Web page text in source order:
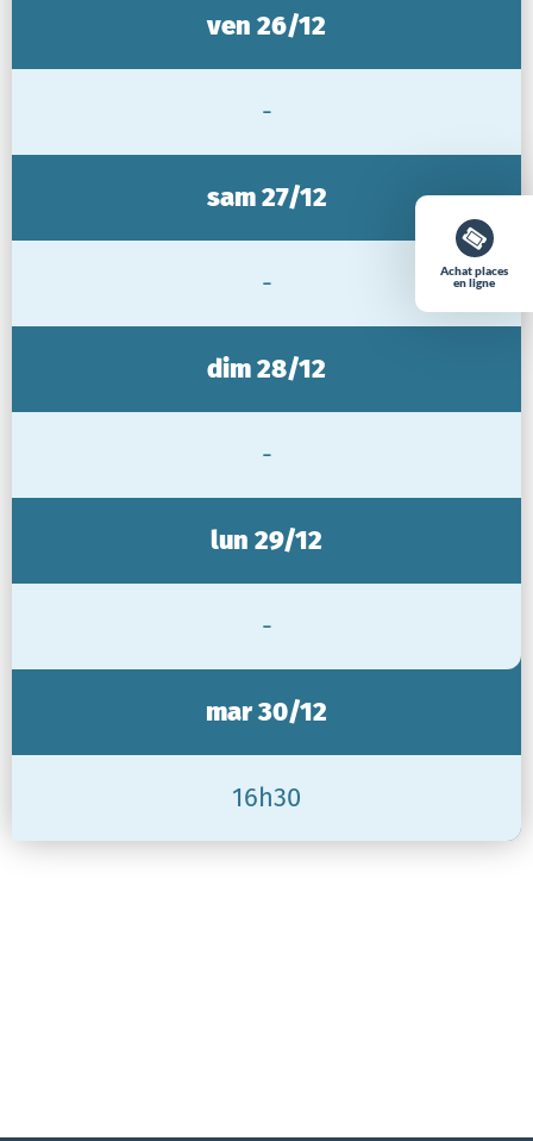
Achat places
en ligne
ven 26/12
-
sam 27/12
-
dim 28/12
-
lun 29/12
-
mar 30/12
16h30